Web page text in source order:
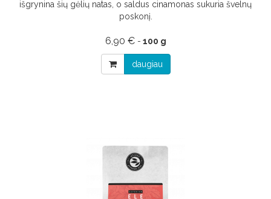
išgrynina šių gėlių natas, o saldus cinamonas sukuria švelnų
poskonį.
6,90 € - 100 g
daugiau